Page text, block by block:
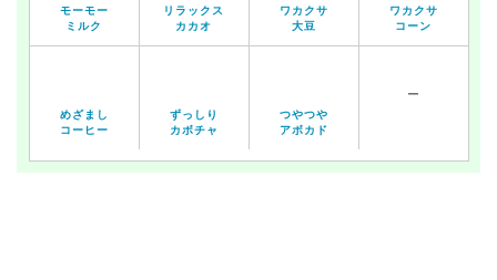
モーモー
ミルク
リラックス
カカオ
ワカクサ
大豆
ワカクサ
コーン
めざまし
コーヒー
ずっしり
カボチャ
つやつや
アボカド
ー